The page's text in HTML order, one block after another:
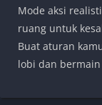
Mode aksi
ruang untuk
Buat aturan
lobi dan